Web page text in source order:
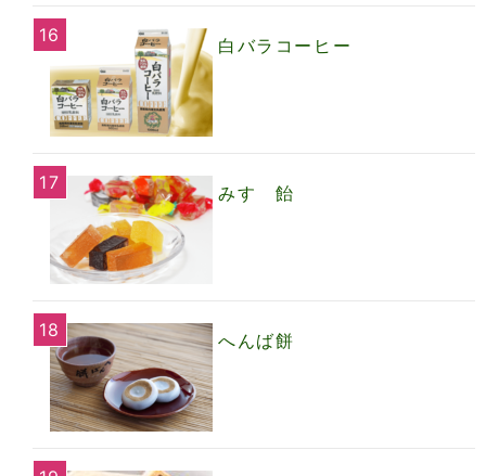
白バラコーヒー
みすゞ飴
へんば餅